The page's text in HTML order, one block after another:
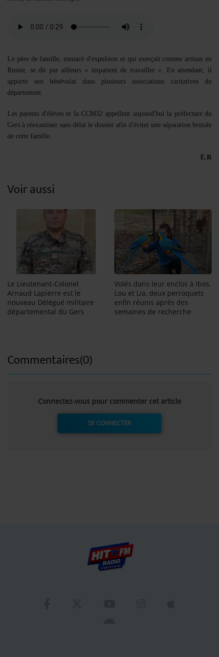
Le père de famille, menacé d'expulsion et qui exerçait comme artisan en
Russie, se dit par ailleurs « impatient de travailler ». En attendant, il
apporte son bénévolat dans plusieurs associations caritatives du
département.
Les parents d'élèves et la CCM32 appellent aujourd'hui la préfecture du
Gers à réexaminer sans délai le dossier afin d'éviter une séparation brutale
de cette famille.
E.R
Voir aussi
Le Lieutenant-Colonel
Arnaud Lapierre est le
nouveau Délégué militaire
départemental du Gers
Volés dans leur enclos à Ibos,
Lou et Lia, deux perroquets
enfin réunis après des
semaines de recherche
Commentaires(0)
Connectez-vous pour commenter cet article
SE CONNECTER